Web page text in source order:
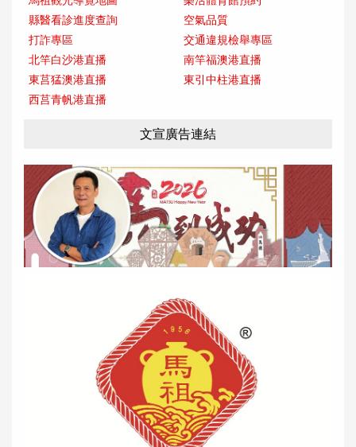
縣醫看診進度查詢
空氣品質
打詐專區
交通違規檢舉專區
北竿白沙港直播
南竿福澳港直播
東莒猛澳港直播
東引中柱港直播
西莒青帆港直播
文宣廣告連結